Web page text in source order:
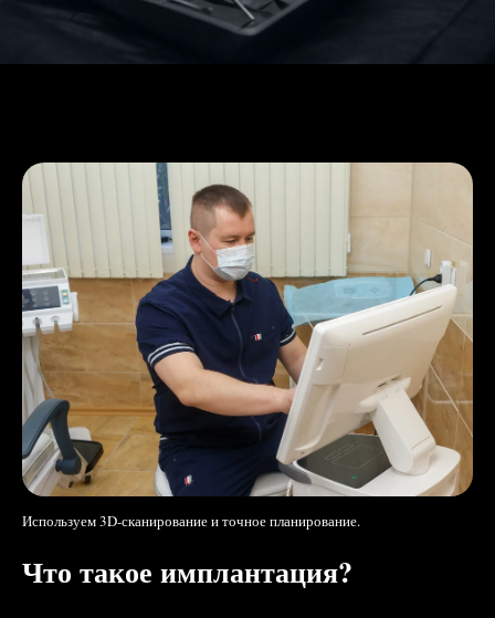
Используем 3D-сканирование и точное планирование.
Что такое имплантация?